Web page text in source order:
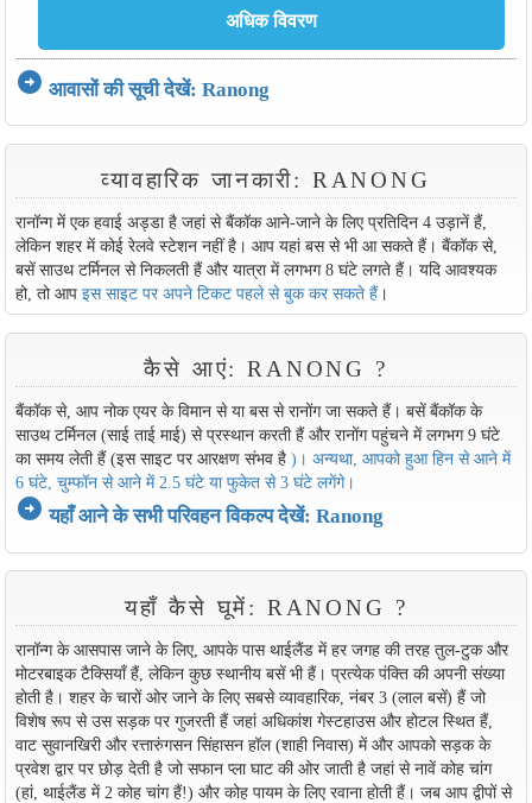
arrow_circle_right आवासों की सूची देखें: Ranong
व्यावहारिक जानकारी: RANONG
रानॉन्ग में एक हवाई अड्डा है जहां से बैंकॉक आने-जाने के लिए प्रतिदिन 4 उड़ानें हैं,
लेकिन शहर में कोई रेलवे स्टेशन नहीं है। आप यहां बस से भी आ सकते हैं। बैंकॉक से,
बसें साउथ टर्मिनल से निकलती हैं और यात्रा में लगभग 8 घंटे लगते हैं। यदि आवश्यक
हो, तो आप इस साइट पर अपने टिकट पहले से बुक कर सकते हैं।
कैसे आएं: RANONG ?
बैंकॉक से, आप नोक एयर के विमान से या बस से रानोंग जा सकते हैं। बसें बैंकॉक के
साउथ टर्मिनल (साई ताई माई) से प्रस्थान करती हैं और रानोंग पहुंचने में लगभग 9 घंटे
का समय लेती हैं (इस साइट पर आरक्षण संभव है )। अन्यथा, आपको हुआ हिन से आने में
6 घंटे, चुम्फॉन से आने में 2.5 घंटे या फुकेत से 3 घंटे लगेंगे।
arrow_circle_right यहाँ आने के सभी परिवहन विकल्प देखें: Ranong
यहाँ कैसे घूमें: RANONG ?
रानॉन्ग के आसपास जाने के लिए, आपके पास थाईलैंड में हर जगह की तरह तुल-टुक और
मोटरबाइक टैक्सियाँ हैं, लेकिन कुछ स्थानीय बसें भी हैं। प्रत्येक पंक्ति की अपनी संख्या
होती है। शहर के चारों ओर जाने के लिए सबसे व्यावहारिक, नंबर 3 (लाल बसें) हैं जो
विशेष रूप से उस सड़क पर गुजरती हैं जहां अधिकांश गेस्टहाउस और होटल स्थित हैं,
वाट सुवानखिरी और रत्तारुंगसन सिंहासन हॉल (शाही निवास) में और आपको सड़क के
प्रवेश द्वार पर छोड़ देती है जो सफान प्ला घाट की ओर जाती है जहां से नावें कोह चांग
(हां, थाईलैंड में 2 कोह चांग हैं!) और कोह पायम के लिए रवाना होती हैं। जब आप द्वीपों से